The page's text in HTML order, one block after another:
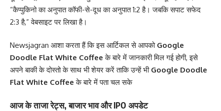
“कैप्पुकिनो का अनुपात कॉफी-से-दूध का अनुपात 1:2 है। जबकि सपाट सफेद
2:3 है,” वेबसाइट पर लिखा है।
Newsjagran आशा करता हैं कि इस आर्टिकल से आपको Google
Doodle Flat White Coffee के बारे में जानकारी मिल गई होगी, इसे
अपने बाकी के दोस्तो के साथ भी शेयर करें ताकि उन्हें भीGoogle Doodle
Flat White Coffeeके बारे में पता चल सके
आज के ताजा रेट्स, बाजार भाव और IPO अपडेट